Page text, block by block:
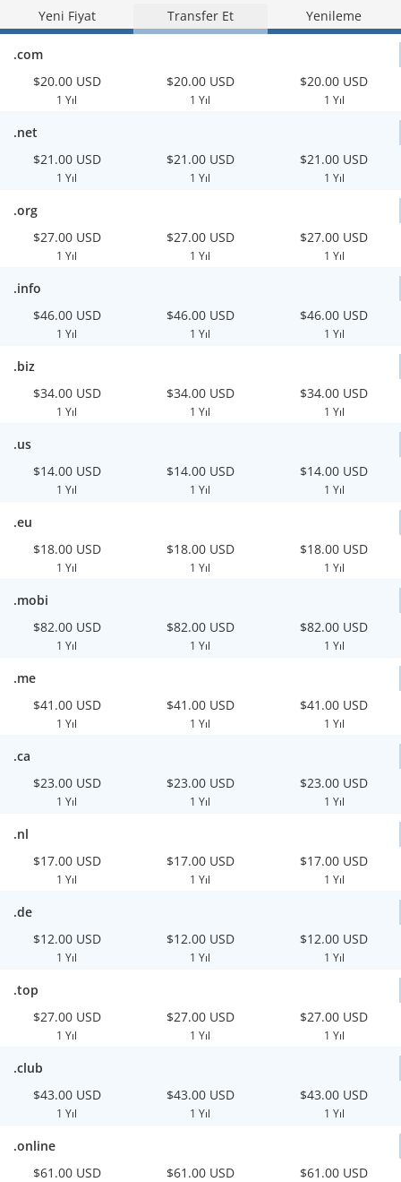
Yeni Fiyat
Transfer Et Yenileme
.com
$20.00 USD
1 Yıl
$20.00 USD
1 Yıl
$20.00 USD
1 Yıl
.net
$21.00 USD
1 Yıl
$21.00 USD
1 Yıl
$21.00 USD
1 Yıl
.org
$27.00 USD
1 Yıl
$27.00 USD
1 Yıl
$27.00 USD
1 Yıl
.info
$46.00 USD
1 Yıl
$46.00 USD
1 Yıl
$46.00 USD
1 Yıl
.biz
$34.00 USD
1 Yıl
$34.00 USD
1 Yıl
$34.00 USD
1 Yıl
.us
$14.00 USD
1 Yıl
$14.00 USD
1 Yıl
$14.00 USD
1 Yıl
.eu
$18.00 USD
1 Yıl
$18.00 USD
1 Yıl
$18.00 USD
1 Yıl
.mobi
$82.00 USD
1 Yıl
$82.00 USD
1 Yıl
$82.00 USD
1 Yıl
.me
$41.00 USD
1 Yıl
$41.00 USD
1 Yıl
$41.00 USD
1 Yıl
.ca
$23.00 USD
1 Yıl
$23.00 USD
1 Yıl
$23.00 USD
1 Yıl
.nl
$17.00 USD
1 Yıl
$17.00 USD
1 Yıl
$17.00 USD
1 Yıl
.de
$12.00 USD
1 Yıl
$12.00 USD
1 Yıl
$12.00 USD
1 Yıl
.top
$27.00 USD
1 Yıl
$27.00 USD
1 Yıl
$27.00 USD
1 Yıl
.club
$43.00 USD
1 Yıl
$43.00 USD
1 Yıl
$43.00 USD
1 Yıl
.online
$61.00 USD
$61.00 USD $61.00 USD